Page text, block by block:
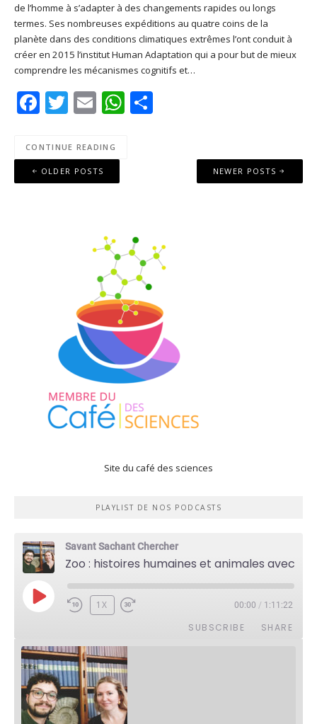
Apple Podcasts Deezer
Google Play PocketCasts
Podcast Addict RSS
RSS FEED
SHARE
LINK
EMBED
de l’homme à s’adapter à des changements rapides ou longs
termes. Ses nombreuses expéditions au quatre coins de la
planète dans des conditions climatiques extrêmes l’ont conduit à
créer en 2015 l’institut Human Adaptation qui a pour but de mieux
comprendre les mécanismes cognitifs et…
Facebook
Twitter
EmailWhatsApp
CONTINUE READING
Posts
navigation
OLDER POSTS NEWER POSTS
Site du café des sciences
PLAYLIST DE NOS PODCASTS
Savant Sachant Chercher
PLAY
EPISODE
1X 00:00 / 1:11:22
SUBSCRIBE SHARE